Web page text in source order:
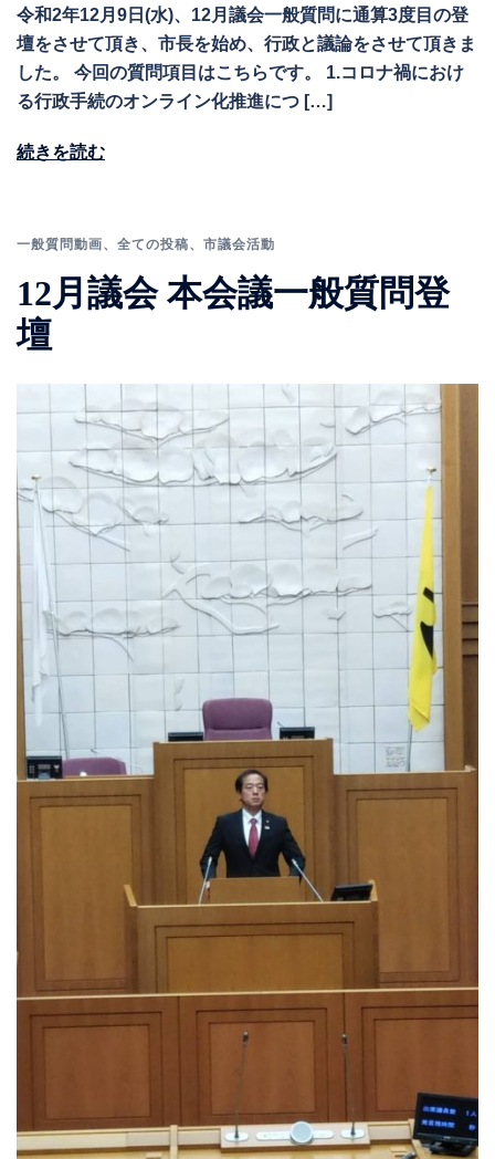
令和2年12月9日(水)、12月議会一般質問に通算3度目の登
壇をさせて頂き、市長を始め、行政と議論をさせて頂きま
した。 今回の質問項目はこちらです。 1.コロナ禍におけ
る行政手続のオンライン化推進につ […]
続きを読む
一般質問動画、 全ての投稿、 市議会活動
12月議会 本会議一般質問登
壇